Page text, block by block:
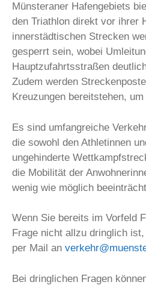
Münsteraner Hafengebiets
den Triathlon direkt vor ihrer
innerstädtischen Strecken
gesperrt sein, wobei
Hauptzufahrtsstraßen
Zudem werden
Kreuzungen bereitstehen,
Es sind umfangreiche
die sowohl den Athletinnen
ungehinderte
die Mobilität der
wenig wie möglich
Wenn Sie bereits im Vorfeld
Frage nicht allzu dringlich
per Mail an
Bei dringlichen Fragen